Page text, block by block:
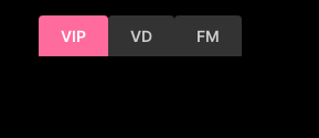
VIP VD FM